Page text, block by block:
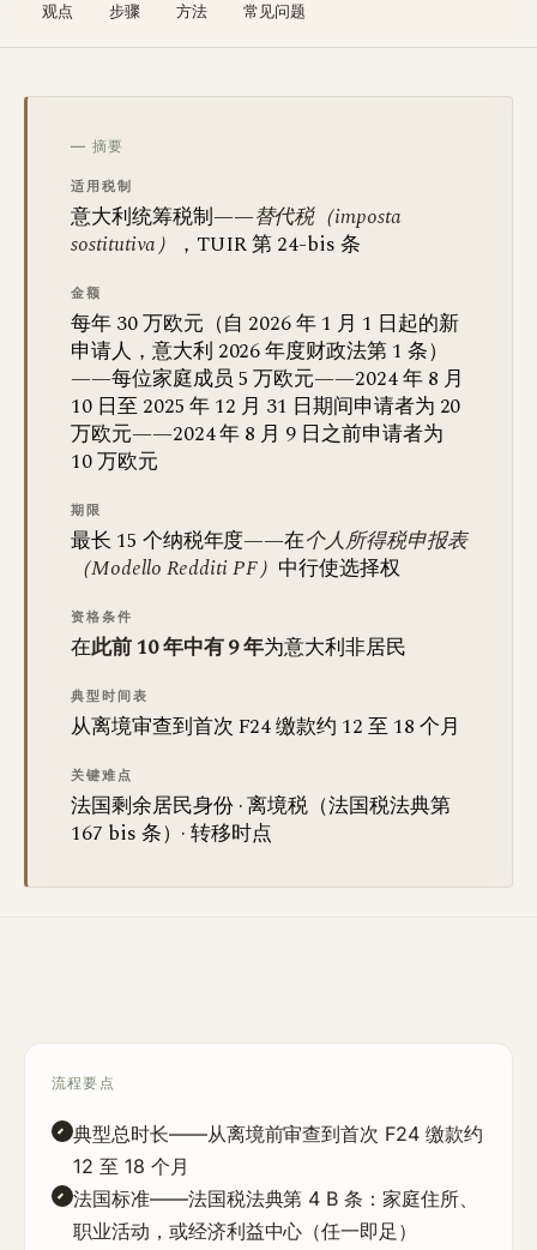
观点 步骤 方法 常见问题
— 摘要
适用税制
意大利统筹税制——替代税（imposta
sostitutiva）
，TUIR 第 24-bis 条
金额
每年 30 万欧元（自 2026 年 1 月 1 日起的新
申请人，意大利 2026 年度财政法第 1 条）
——每位家庭成员 5 万欧元——2024 年 8 月
10 日至 2025 年 12 月 31 日期间申请者为 20
万欧元——2024 年 8 月 9 日之前申请者为
10 万欧元
期限
最长 15 个纳税年度——在个人所得税申报表
（Modello Redditi PF） 中行使选择权
资格条件
在此前 10 年中有 9 年为意大利非居民
典型时间表
从离境审查到首次 F24 缴款约 12 至 18 个月
关键难点
法国剩余居民身份 · 离境税（法国税法典第
167 bis 条）· 转移时点
流程要点
典型总时长——从离境前审查到首次 F24 缴款约
12 至 18 个月
法国标准——法国税法典第 4 B 条：家庭住所、
职业活动，或经济利益中心（任一即足）